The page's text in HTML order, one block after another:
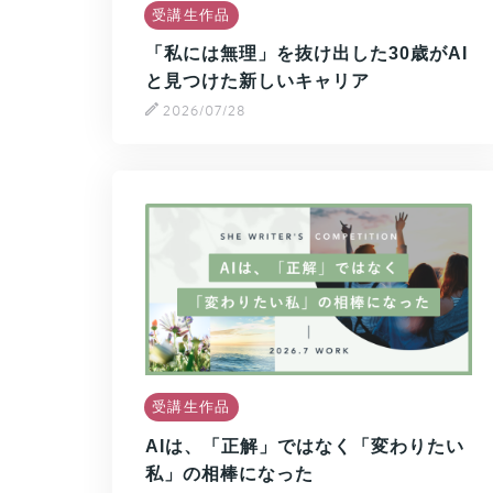
受講生作品
「私には無理」を抜け出した30歳がAI
と見つけた新しいキャリア
2026/07/28
受講生作品
AIは、「正解」ではなく「変わりたい
私」の相棒になった